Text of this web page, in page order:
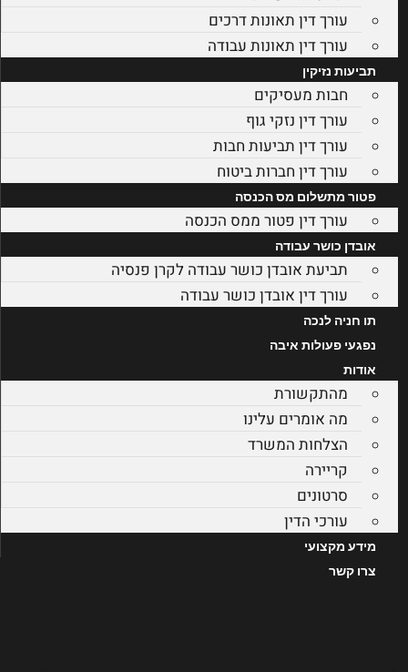
עורך דין תאונות דרכים
עורך דין תאונות עבודה
תביעות נזיקין
חבות מעסיקים
עורך דין נזקי גוף
עורך דין תביעות חבות
עורך דין חברות ביטוח
פטור מתשלום מס הכנסה
עורך דין פטור ממס הכנסה
אובדן כושר עבודה
תביעת אובדן כושר עבודה לקרן פנסיה
עורך דין אובדן כושר עבודה
תו חניה לנכה
נפגעי פעולות איבה
אודות
מהתקשורת
מה אומרים עלינו
הצלחות המשרד
קריירה
סרטונים
עורכי הדין
מידע מקצועי
צרו קשר